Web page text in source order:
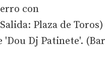
con
Plaza de Toros)
'Dou Dj Patinete'. (Bar